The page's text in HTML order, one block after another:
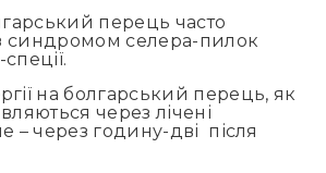
перець часто
з синдромом селера-пилок
на болгарський перець, як
через лічені
– через годину-дві після